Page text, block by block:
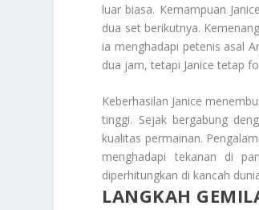
luar biasa. Kemampuan
dua set berikutnya.
ia menghadapi petenis asal
dua jam, tetapi Janice tetap
Keberhasilan Janice
tinggi. Sejak bergabung
kualitas permainan.
menghadapi tekanan di
diperhitungkan di kancah
LANGKAH